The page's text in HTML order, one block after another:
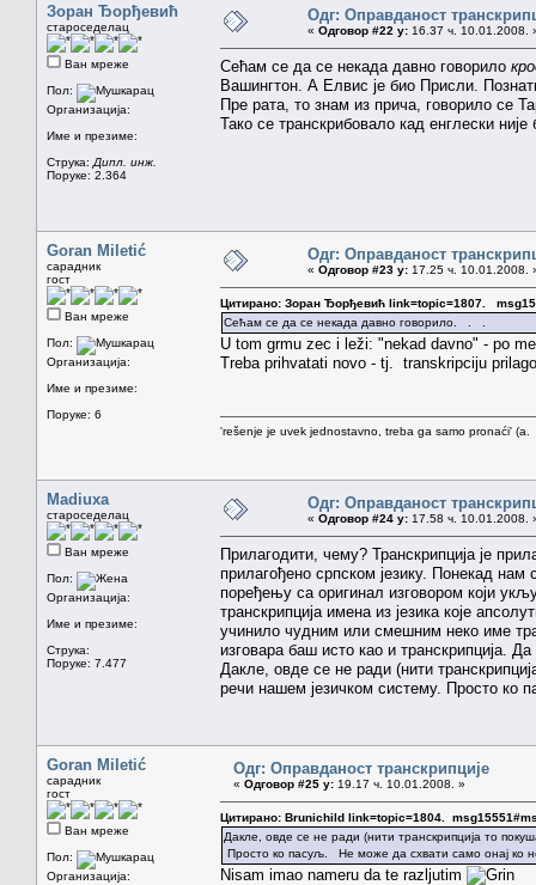
Зоран Ђорђевић
староседелац
Ван мреже
Пол:
Организација:
Име и презиме:
Струка: Дипл. инж.
Поруке: 2.364
Одг: Оправданост
« Одговор #22 у: 16.37 ч. 10.01.2008.
Сећам се да се некада давно говорило
Вашингтон. А Елвис је био Присли.
Пре рата, то знам из прича, говорило се
Тако се транскрибовало кад енглески
Goran Miletić
сарадник
гост
Ван мреже
Пол:
Организација:
Име и презиме:
Поруке: 6
Одг: Оправданост
« Одговор #23 у: 17.25 ч. 10.01.2008.
Цитирано: Зоран Ђорђевић link=topic=1807.
Сећам се да се некада давно говорило. . .
U tom grmu zec i leži: "nekad davno" - po
Treba prihvatati novo - tj. transkripciju
'rešenje je uvek jednostavno, treba ga samo pronaći'
Madiuxa
староседелац
Ван мреже
Пол:
Организација:
Име и презиме:
Струка:
Поруке: 7.477
Одг: Оправданост
« Одговор #24 у: 17.58 ч. 10.01.2008.
Прилагодити, чему? Транскрипција је
прилагођено српском језику. Понекад нам
поређењу са оригинал изговором који
транскрипција имена из језика које
учинило чудним или смешним неко име
изговара баш исто као и транскрипција.
Дакле, овде се не ради (нити
речи нашем језичком систему. Просто ко
Goran Miletić
сарадник
гост
Ван мреже
Пол:
Организација:
Одг: Оправданост транскрипције
« Одговор #25 у: 19.17 ч. 10.01.2008. »
Цитирано: Brunichild link=topic=1804.
Дакле, овде се не ради (нити транскрипција то
Просто ко пасуљ. Не може да схвати само онај ко
Nisam imao nameru da te razljutim